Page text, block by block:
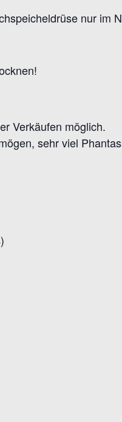
nur im
Verkäufen möglich.
sehr viel